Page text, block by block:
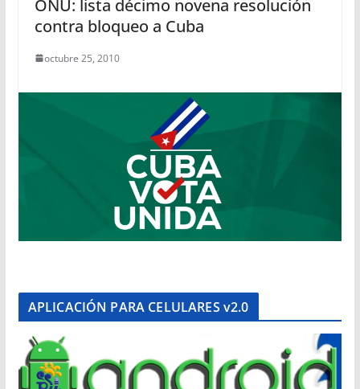
ONU: lista décimo novena resolución
contra bloqueo a Cuba
octubre 25, 2010
APLICACIÓN PARA CELULARES v2.0